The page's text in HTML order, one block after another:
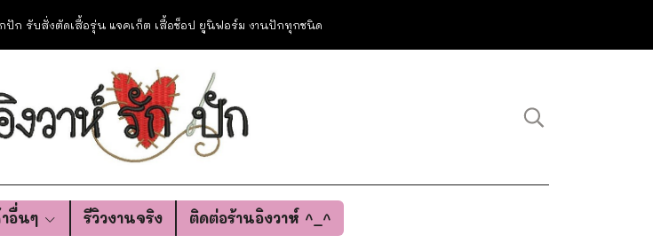
ปัก รับสั่งตัดเสื้อรุ่น แจคเก็ต เสื้อช็อป ยูนิฟอร์ม งานปักทุกชนิด
อื่นๆ รีวิวงานจริง ติดต่อร้านอิงวาห์ ^_^